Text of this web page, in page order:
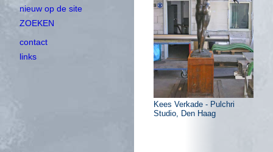
nieuw op de site
ZOEKEN
contact
links
Kees Verkade - Pulchri
Studio, Den Haag